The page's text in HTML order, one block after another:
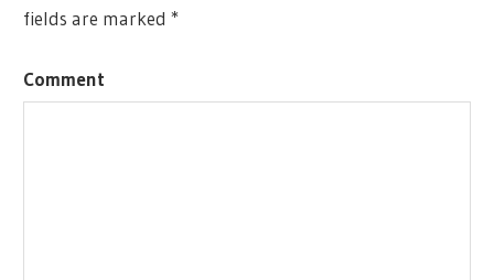
fields are marked*
Comment